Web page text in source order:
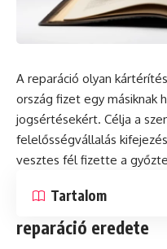
A reparáció olyan
ország fizet egy másiknak
jogsértésekért. Célja a
felelősségvállalás
vesztes fél fizette a
Tartalom
reparáció eredete